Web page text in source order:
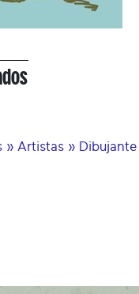
» Artistas »